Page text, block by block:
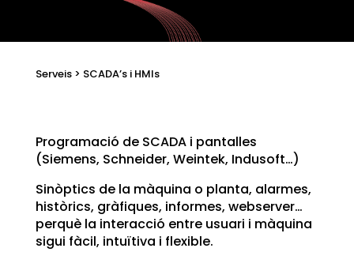
Serveis > SCADA’s i HMIs
Programació de SCADA i pantalles
(Siemens, Schneider, Weintek, Indusoft…)
Sinòptics de la màquina o planta, alarmes,
històrics, gràfiques, informes, webserver…
perquè la interacció entre usuari i màquina
sigui fàcil, intuïtiva i flexible.